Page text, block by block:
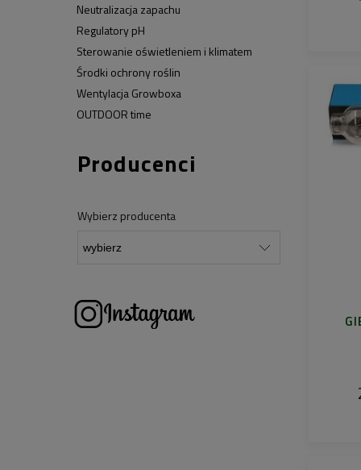
Neutralizacja zapachu
Regulatory pH
Sterowanie oświetleniem i klimatem
Środki ochrony roślin
Wentylacja Growboxa
OUTDOOR time
Producenci
Wybierz producenta